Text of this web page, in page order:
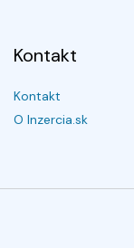
Kontakt
Kontakt
O Inzercia.sk